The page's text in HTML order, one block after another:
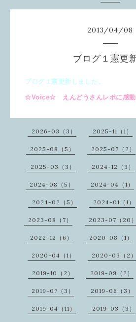
2013/04/08
ブログ１憲更
ブログ１憲更新しました。
☆Voice☆ えんどうさんレポに感動
2026-03（3） 2025-11（1）
2025-08（5） 2025-07（2）
2025-03（3） 2024-12（3）
2024-08（5） 2024-04（1）
2024-02（5） 2024-01（1）
2023-08（7） 2023-07（20）
2022-12（6） 2020-08（1）
2020-04（1） 2020-03（2）
2019-10（2） 2019-09（2）
2019-07（3） 2019-06（3）
2019-04（11） 2019-03（3）